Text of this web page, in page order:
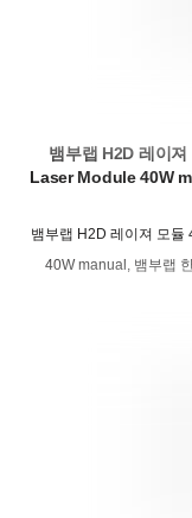
뱀부랩 H2D 레이
Laser Module 40W
뱀부랩 H2D 레이져 모
40W manual, 뱀부랩